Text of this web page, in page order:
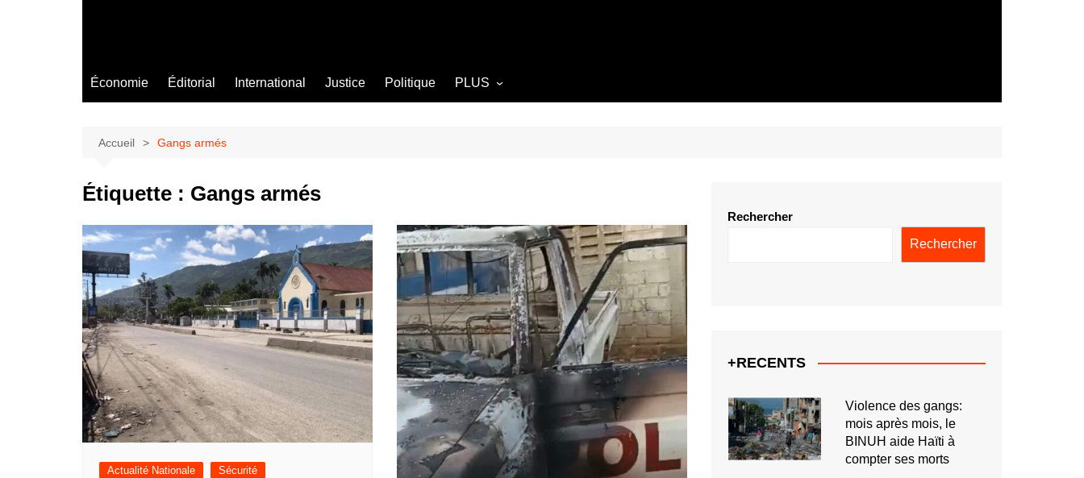
Économie Éditorial International Justice Politique PLUS
Agriculture
Littérature
Accueil Gangs armés
Étiquette : Gangs armés
Actualité Nationale Sécurité
Rechercher
Rechercher
+RECENTS
Violence des gangs:
mois après mois, le
BINUH aide Haïti à
compter ses morts